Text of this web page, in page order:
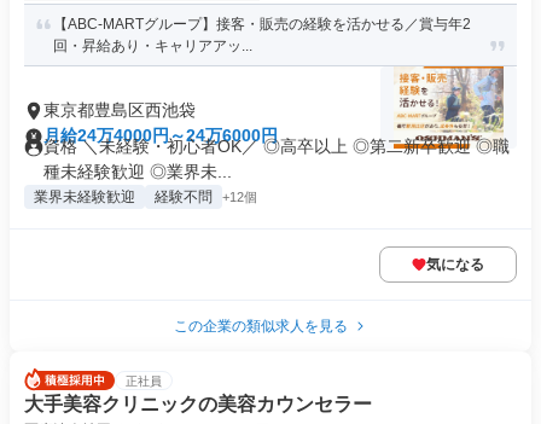
【ABC-MARTグループ】接客・販売の経験を活かせる／賞与年2
回・昇給あり・キャリアアッ...
東京都豊島区西池袋
月給24万4000円～24万6000円
資格 ＼未経験・初心者OK／ ◎高卒以上 ◎第二新卒歓迎 ◎職
種未経験歓迎 ◎業界未...
業界未経験歓迎 経験不問 +12個
気になる
この企業の類似求人を見る
正社員
大手美容クリニックの美容カウンセラー